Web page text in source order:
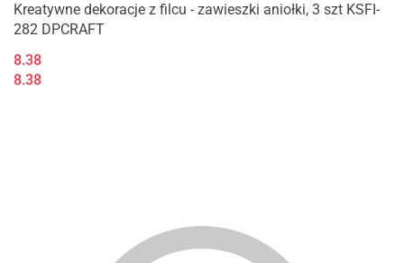
Kreatywne dekoracje z filcu - zawieszki aniołki, 3 szt KSFI-
282 DPCRAFT
8.38
8.38